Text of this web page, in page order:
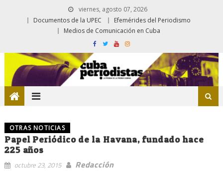
viernes, agosto 07, 2026
Documentos de la UPEC
Efemérides del Periodismo
Medios de Comunicación en Cuba
OTRAS NOTICIAS
Papel Periódico de la Havana, fundado hace
225 años
octubre 23, 2015
Redacción